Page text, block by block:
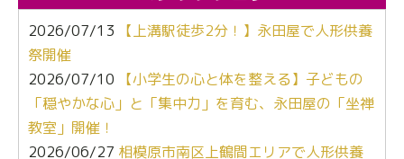
2026/07/13
【上溝駅徒歩2分！】永田屋で人形供養
祭開催
2026/07/10
【小学生の心と体を整える】子どもの
「穏やかな心」と「集中力」を育む、永田屋の「坐禅
教室」開催！
2026/06/27 相模原市南区上鶴間エリアで人形供養